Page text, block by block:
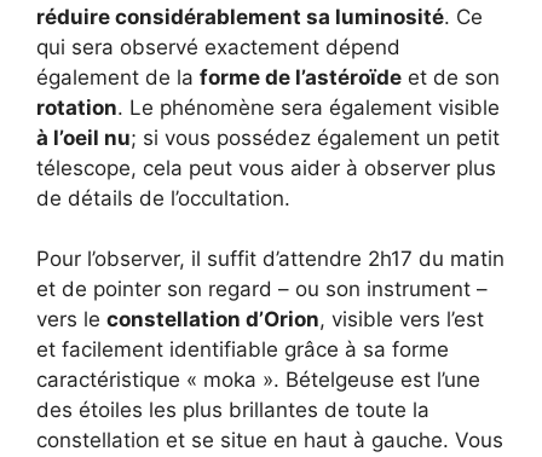
réduire considérablement sa luminosité. Ce
qui sera observé exactement dépend
également de la forme de l’astéroïde et de son
rotation. Le phénomène sera également visible
à l’oeil nu; si vous possédez également un petit
télescope, cela peut vous aider à observer plus
de détails de l’occultation.
Pour l’observer, il suffit d’attendre 2h17 du matin
et de pointer son regard – ou son instrument – ​​
vers le constellation d’Orion, visible vers l’est
et facilement identifiable grâce à sa forme
caractéristique « moka ». Bételgeuse est l’une
des étoiles les plus brillantes de toute la
constellation et se situe en haut à gauche. Vous